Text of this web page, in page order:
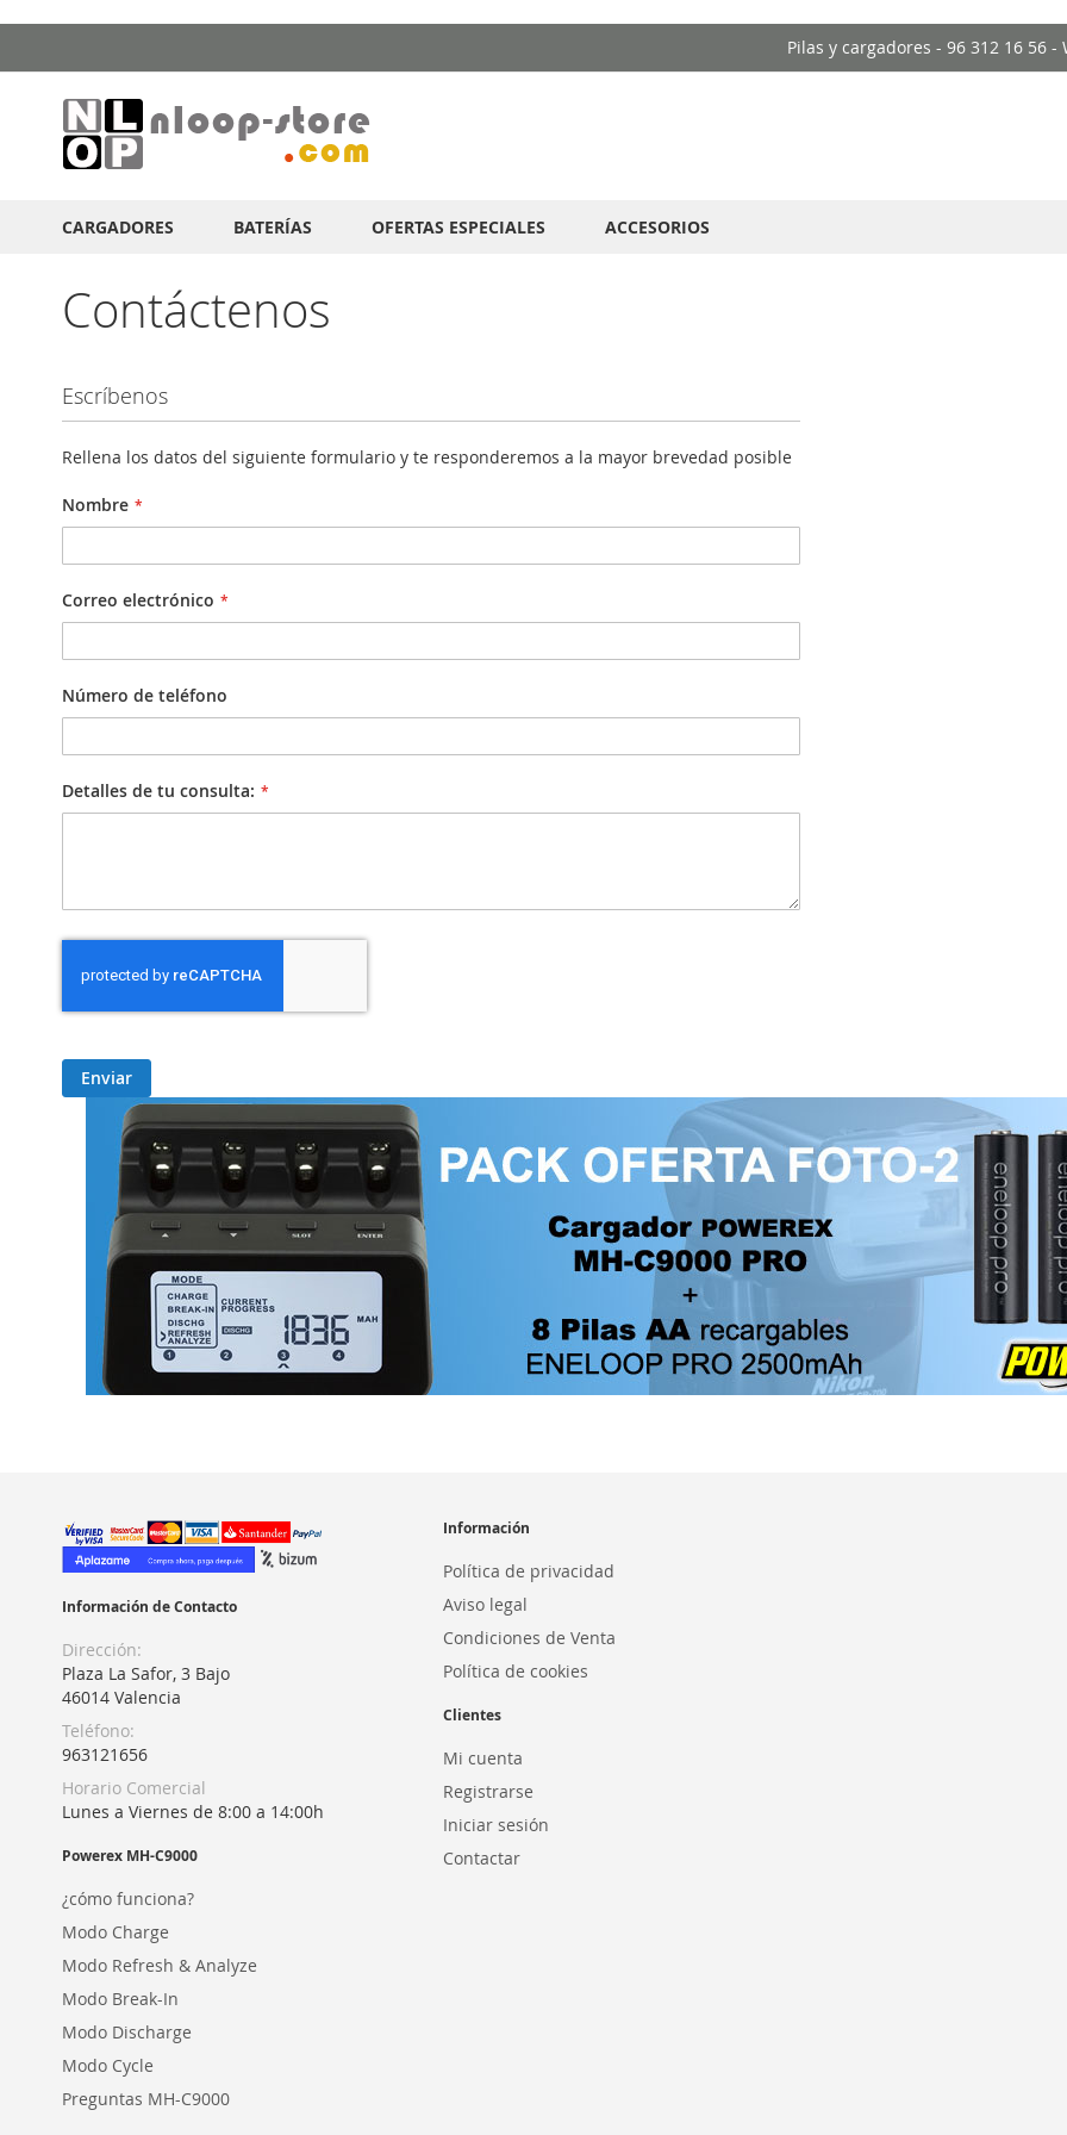
al
contenido
Pilas y cargadores - 96 312 16 56 -
CARGADORES BATERÍAS OFERTAS ESPECIALES ACCESORIOS
Contáctenos
Escríbenos
Rellena los datos del siguiente formulario y te responderemos a la mayor brevedad posible
Nombre
Correo electrónico
Número de teléfono
Detalles de tu consulta:
Enviar
Información de Contacto
Dirección:
Plaza La Safor, 3 Bajo
46014 Valencia
Teléfono:
963121656
Horario Comercial
Lunes a Viernes de 8:00 a 14:00h
Powerex MH-C9000
¿cómo funciona?
Modo Charge
Modo Refresh & Analyze
Modo Break-In
Modo Discharge
Modo Cycle
Preguntas MH-C9000
Información
Política de privacidad
Aviso legal
Condiciones de Venta
Política de cookies
Clientes
Mi cuenta
Registrarse
Iniciar sesión
Contactar